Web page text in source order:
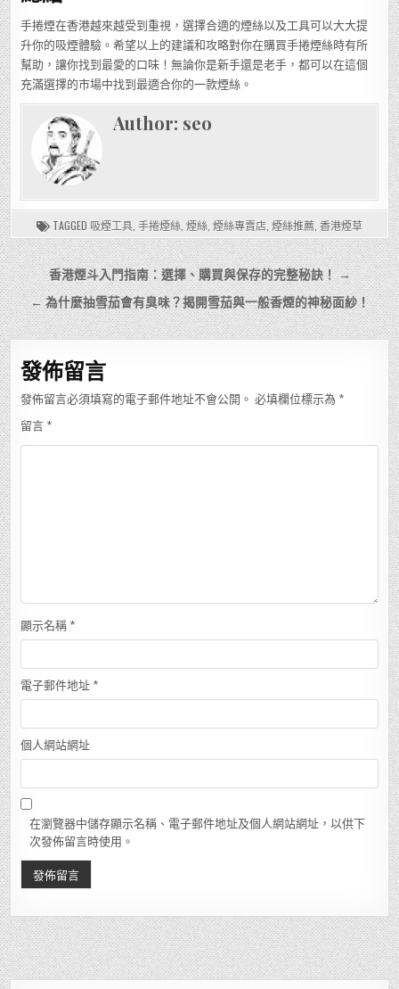
手捲煙在香港越來越受到重視，選擇合適的煙絲以及工具可以大大提
升你的吸煙體驗。希望以上的建議和攻略對你在購買手捲煙絲時有所
幫助，讓你找到最愛的口味！無論你是新手還是老手，都可以在這個
充滿選擇的市場中找到最適合你的一款煙絲。
Author: seo
TAGGED 吸煙工具 手捲煙絲 煙絲 煙絲專賣店 煙絲推薦 香港煙草
文
章
導
覽
香港煙斗入門指南：選擇、購買與保存的完整秘訣！ →
← 為什麼抽雪茄會有臭味？揭開雪茄與一般香煙的神秘面紗！
發佈留言
發佈留言必須填寫的電子郵件地址不會公開。 必填欄位標示為 *
留言 *
顯示名稱 *
電子郵件地址 *
個人網站網址
在瀏覽器中儲存顯示名稱、電子郵件地址及個人網站網址，以供下
次發佈留言時使用。